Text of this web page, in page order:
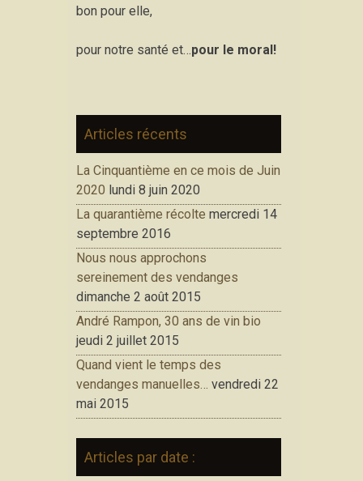
bon pour elle,
pour notre santé et…pour le moral!
Articles récents
La Cinquantième en ce mois de Juin
2020 lundi 8 juin 2020
La quarantième récolte mercredi 14
septembre 2016
Nous nous approchons
sereinement des vendanges
dimanche 2 août 2015
André Rampon, 30 ans de vin bio
jeudi 2 juillet 2015
Quand vient le temps des
vendanges manuelles… vendredi 22
mai 2015
Articles par date :